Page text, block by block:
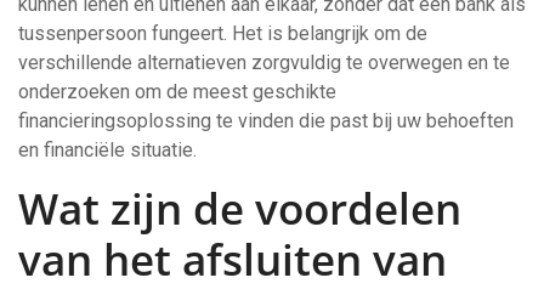
tussenpersoon fungeert. Het is belangrijk om de
verschillende alternatieven zorgvuldig te overwegen en te
onderzoeken om de meest geschikte
financieringsoplossing te vinden die past bij uw behoeften
en financiële situatie.
Wat zijn de voordelen
van het afsluiten van